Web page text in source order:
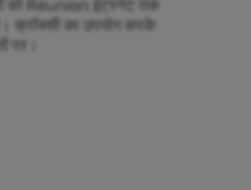
को Réunion इंटरनेट तक
क्रॉक्सी का उपयोग करके
पर।